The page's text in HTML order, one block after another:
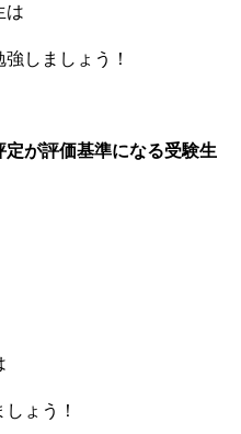
は
しましょう！
定が評価基準になる受験生
ょう！